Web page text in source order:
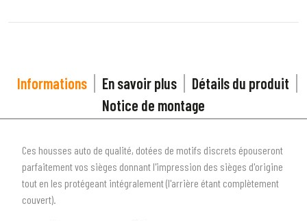
Informations En savoir plus
Détails du produit
Notice de montage
Ces housses auto de qualité, dotées de motifs discrets épouseront
parfaitement vos sièges donnant l'impression des sièges d'origine
tout en les protégeant intégralement (l'arrière étant complètement
couvert).